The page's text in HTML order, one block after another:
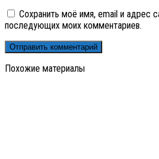
Сохранить моё имя, email и адрес
последующих моих комментариев.
Похожие материалы